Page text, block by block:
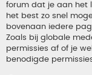
forum dat je aan het
het best zo snel
bovenaan iedere
Zoals bij globale
permissies af of je
benodigde